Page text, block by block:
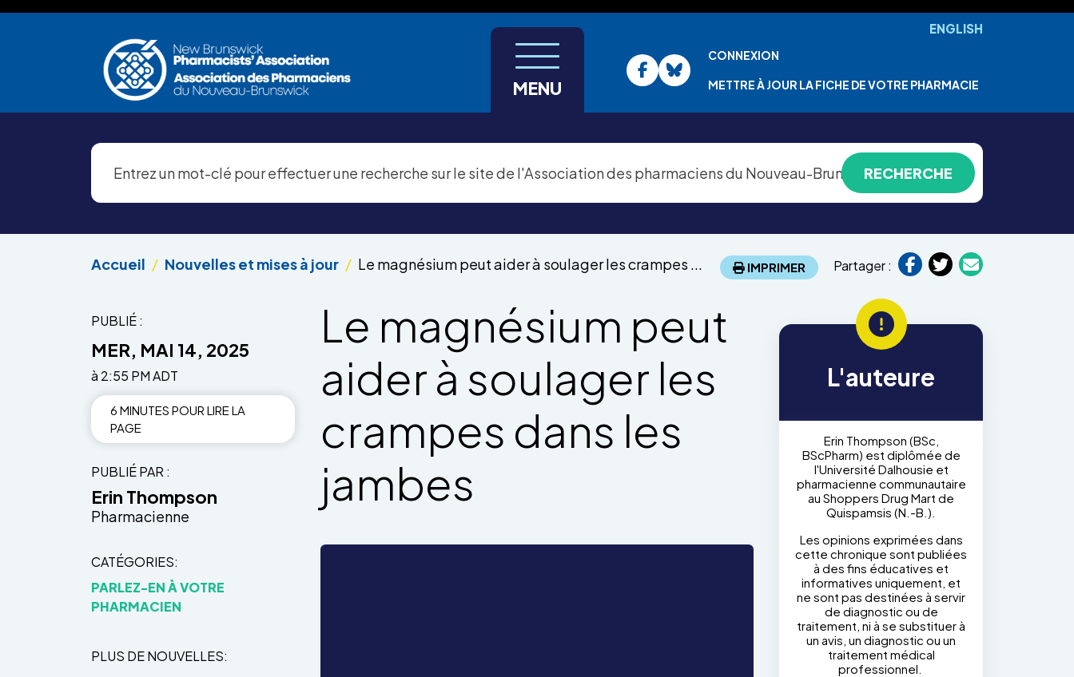
ENGLISH
MENU
CONNEXION
METTRE À JOUR LA FICHE DE VOTRE PHARMACIE
Accueil Nouvelles et mises à jour Le magnésium peut aider à soulager les crampes ... IMPRIMER Partager :
PUBLIÉ :
MER, MAI 14, 2025
à 2:55 PM ADT
6 MINUTES POUR LIRE LA
PAGE
PUBLIÉ PAR
Erin Thompson
Pharmacienne
CATÉGORIES
PARLEZ-EN À VOTRE
PHARMACIEN
PLUS DE NOUVELLES
Le magnésium peut
aider à soulager les
crampes dans les
jambes
L'auteure
Erin Thompson (BSc,
BScPharm) est diplômée de
l'Université Dalhousie et
pharmacienne communautaire
au Shoppers Drug Mart de
Quispamsis (N.-B.).
Les opinions exprimées dans
cette chronique sont publiées
à des fins éducatives et
informatives uniquement, et
ne sont pas destinées à servir
de diagnostic ou de
traitement, ni à se substituer à
un avis, un diagnostic ou un
traitement médical
professionnel.